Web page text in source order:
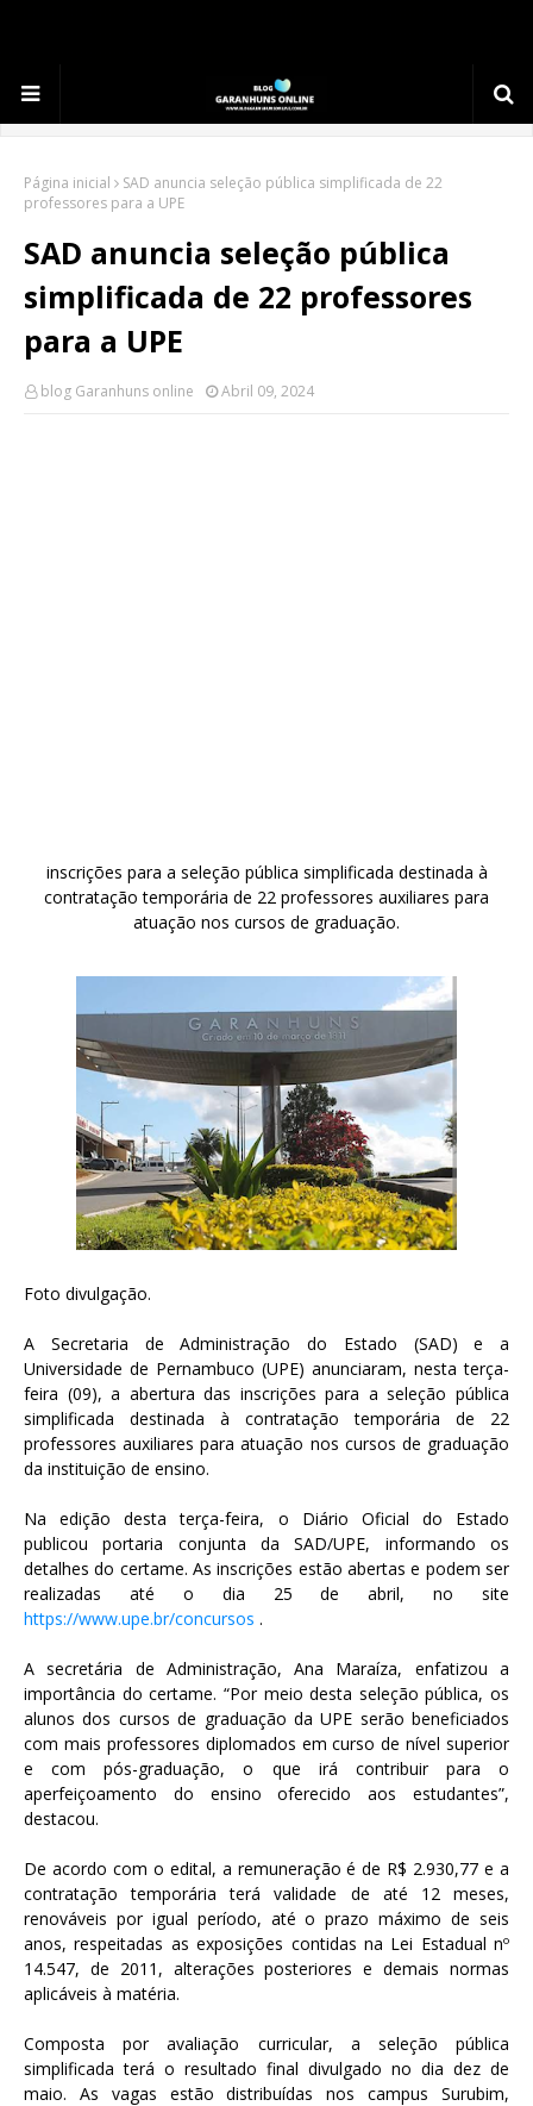
Página inicial
SAD anuncia seleção pública simplificada de 22
professores para a UPE
SAD anuncia seleção pública
simplificada de 22 professores
para a UPE
blog Garanhuns online Abril 09, 2024
inscrições para a seleção pública simplificada destinada à
contratação temporária de 22 professores auxiliares para
atuação nos cursos de graduação.
Foto divulgação.
A Secretaria de Administração do Estado (SAD) e a
Universidade de Pernambuco (UPE) anunciaram, nesta terça-
feira (09), a abertura das inscrições para a seleção pública
simplificada destinada à contratação temporária de 22
professores auxiliares para atuação nos cursos de graduação
da instituição de ensino.
Na edição desta terça-feira, o Diário Oficial do Estado
publicou portaria conjunta da SAD/UPE, informando os
detalhes do certame. As inscrições estão abertas e podem ser
realizadas até o dia 25 de abril, no site
https://www.upe.br/concursos .
A secretária de Administração, Ana Maraíza, enfatizou a
importância do certame. “Por meio desta seleção pública, os
alunos dos cursos de graduação da UPE serão beneficiados
com mais professores diplomados em curso de nível superior
e com pós-graduação, o que irá contribuir para o
aperfeiçoamento do ensino oferecido aos estudantes”,
destacou.
De acordo com o edital, a remuneração é de R$ 2.930,77 e a
contratação temporária terá validade de até 12 meses,
renováveis por igual período, até o prazo máximo de seis
anos, respeitadas as exposições contidas na Lei Estadual nº
14.547, de 2011, alterações posteriores e demais normas
aplicáveis à matéria.
Composta por avaliação curricular, a seleção pública
simplificada terá o resultado final divulgado no dia dez de
maio. As vagas estão distribuídas nos campus Surubim,